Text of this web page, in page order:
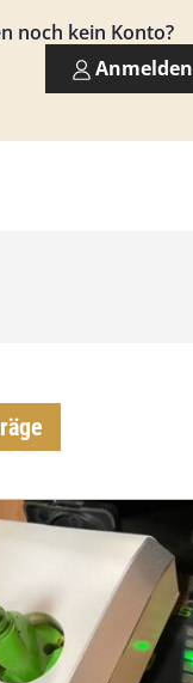
0
0
noch kein Konto?
Anmelden